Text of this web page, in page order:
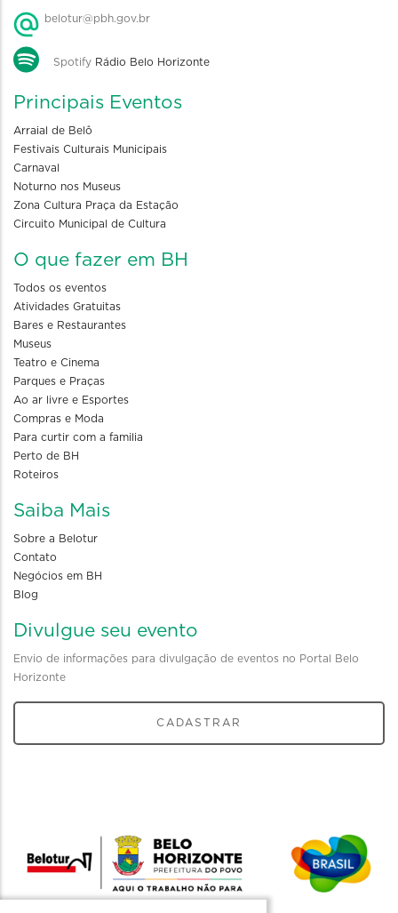
belotur@pbh.gov.br
Spotify Rádio Belo Horizonte
Principais Eventos
Arraial de Belô
Festivais Culturais Municipais
Carnaval
Noturno nos Museus
Zona Cultura Praça da Estação
Circuito Municipal de Cultura
O que fazer em BH
Todos os eventos
Atividades Gratuitas
Bares e Restaurantes
Museus
Teatro e Cinema
Parques e Praças
Ao ar livre e Esportes
Compras e Moda
Para curtir com a familia
Perto de BH
Roteiros
Saiba Mais
Sobre a Belotur
Contato
Negócios em BH
Blog
Divulgue seu evento
Envio de informações para divulgação de eventos no Portal Belo
Horizonte
CADASTRAR